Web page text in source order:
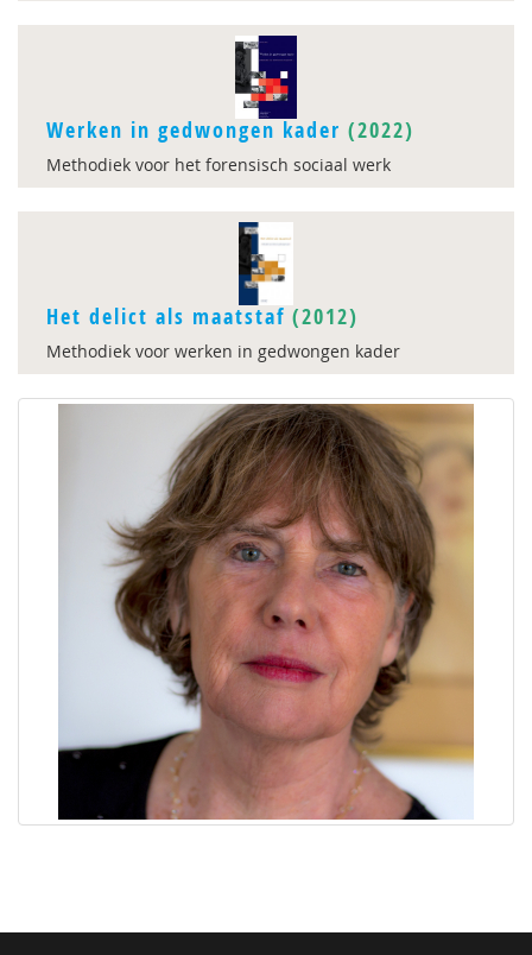
Werken in gedwongen kader (2022)
Methodiek voor het forensisch sociaal werk
Het delict als maatstaf (2012)
Methodiek voor werken in gedwongen kader